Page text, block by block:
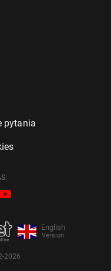
pytania
English
Version
2026